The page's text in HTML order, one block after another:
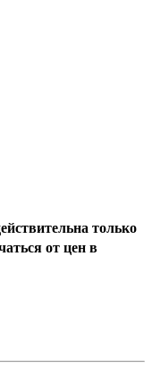
только
от цен в